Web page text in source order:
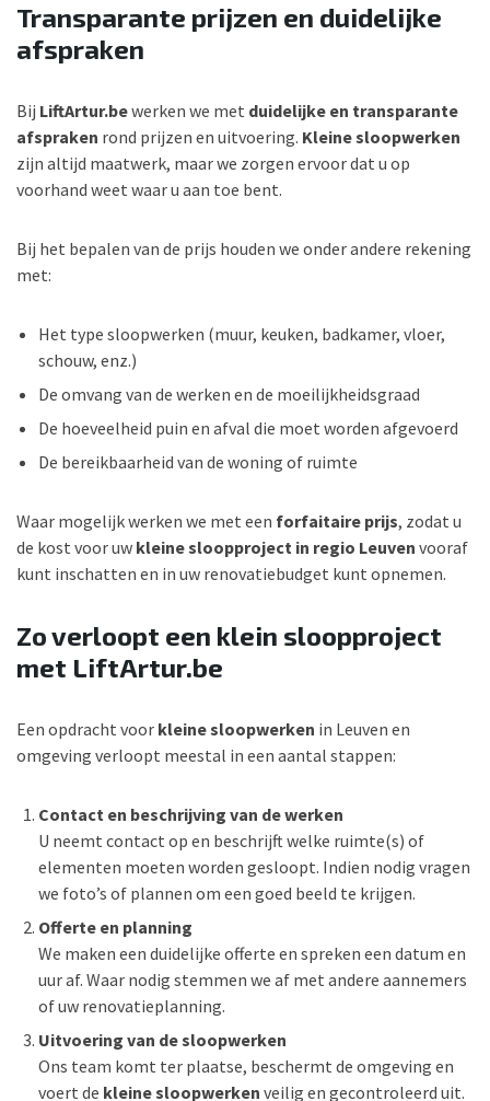
Transparante prijzen en duidelijke
afspraken
Bij LiftArtur.bewerken we met duidelijke en transparante
afspraken rond prijzen en uitvoering. Kleine sloopwerken
zijn altijd maatwerk, maar we zorgen ervoor dat u op
voorhand weet waar u aan toe bent.
Bij het bepalen van de prijs houden we onder andere rekening
met:
Het type sloopwerken (muur, keuken, badkamer, vloer,
schouw, enz.)
De omvang van de werken en de moeilijkheidsgraad
De hoeveelheid puin en afval die moet worden afgevoerd
De bereikbaarheid van de woning of ruimte
Waar mogelijk werken we met een forfaitaire prijs, zodat u
de kost voor uw kleine sloopproject in regio Leuven vooraf
kunt inschatten en in uw renovatiebudget kunt opnemen.
Zo verloopt een klein sloopproject
met LiftArtur.be
Een opdracht voor kleine sloopwerken in Leuven en
omgeving verloopt meestal in een aantal stappen:
Contact en beschrijving van de werken
U neemt contact op en beschrijft welke ruimte(s) of
elementen moeten worden gesloopt. Indien nodig vragen
we foto’s of plannen om een goed beeld te krijgen.
Offerte en planning
We maken een duidelijke offerte en spreken een datum en
uur af. Waar nodig stemmen we af met andere aannemers
of uw renovatieplanning.
Uitvoering van de sloopwerken
Ons team komt ter plaatse, beschermt de omgeving en
voert de kleine sloopwerken veilig en gecontroleerd uit.